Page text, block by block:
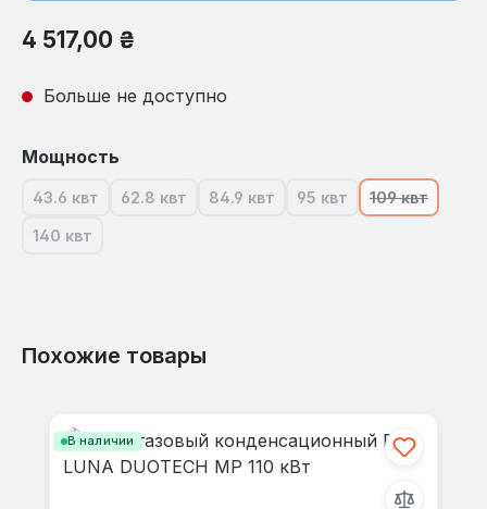
Обычная цена:
4 517,00 ₴
Больше не доступно
Выберите
Мощность
43.6 квт(В настоящее время эта опция недоступна.)
62.8 квт(В настоящее время эта опция недоступна.)
84.9 квт(В настоящее время эта опция
95 квт(В настоящее время
109 квт
(В
140 квт(В настоящее время эта опция недоступна.)
Похожие товары
В наличии